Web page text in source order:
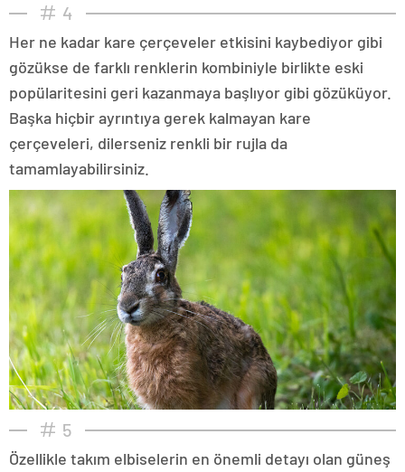
4
Her ne kadar kare çerçeveler etkisini kaybediyor gibi
gözükse de farklı renklerin kombiniyle birlikte eski
popülaritesini geri kazanmaya başlıyor gibi gözüküyor.
Başka hiçbir ayrıntıya gerek kalmayan kare
çerçeveleri, dilerseniz renkli bir rujla da
tamamlayabilirsiniz.
5
Özellikle takım elbiselerin en önemli detayı olan güneş